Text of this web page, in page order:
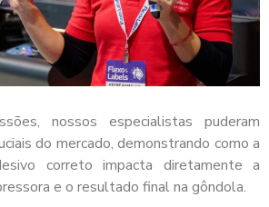
nossos especialistas puderam
do mercado, demonstrando como a
correto impacta diretamente a
e o resultado final na gôndola.